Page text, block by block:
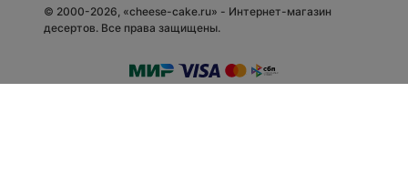
© 2000-2026, «cheese-cake.ru» - Интернет-магазин
десертов. Все права защищены.